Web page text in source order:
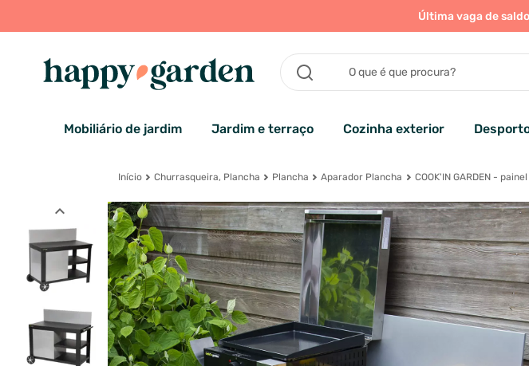
Última vaga de
Mobiliário de jardim Jardim e terraço Cozinha exterior
Início Churrasqueira, Plancha Plancha Aparador Plancha COOK'IN GARDEN -
expand_less